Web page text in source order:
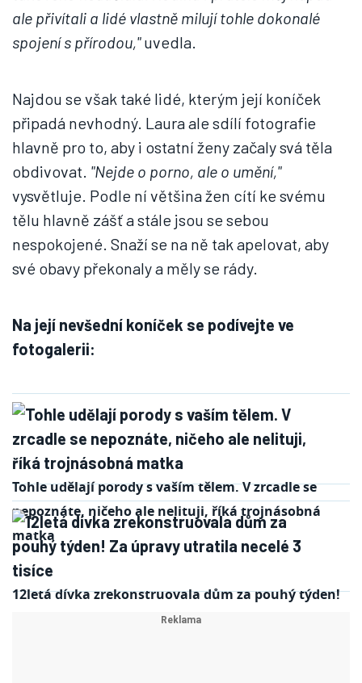
ale přivítali a lidé vlastně milují tohle dokonalé
spojení s přírodou,"uvedla.
Najdou se však také lidé, kterým její koníček
připadá nevhodný. Laura ale sdílí fotografie
hlavně pro to, aby i ostatní ženy začaly svá těla
obdivovat. "Nejde o porno, ale o umění,"
vysvětluje. Podle ní většina žen cítí ke svému
tělu hlavně zášť a stále jsou se sebou
nespokojené. Snaží se na ně tak apelovat, aby
své obavy překonaly a měly se rády.
Na její nevšední koníček se podívejte ve
fotogalerii:
Tohle udělají porody s vaším tělem. V zrcadle se
nepoznáte, ničeho ale nelituji, říká trojnásobná
matka
12letá dívka zrekonstruovala dům za pouhý týden!
Za úpravy utratila necelé 3 tisíce